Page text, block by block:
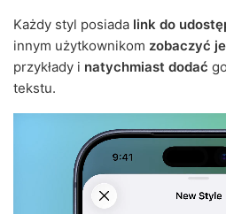
Każdy styl posiada link do
innym użytkownikom zobaczyć
przykłady i natychmiast dodać
tekstu.